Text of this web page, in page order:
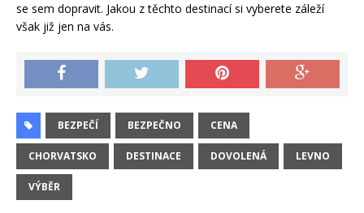
se sem dopravit. Jakou z těchto destinací si vyberete záleží
však již jen na vás.
BEZPEČÍ BEZPEČNO CENA
CHORVATSKO DESTINACE DOVOLENÁ LEVNO
VÝBĚR